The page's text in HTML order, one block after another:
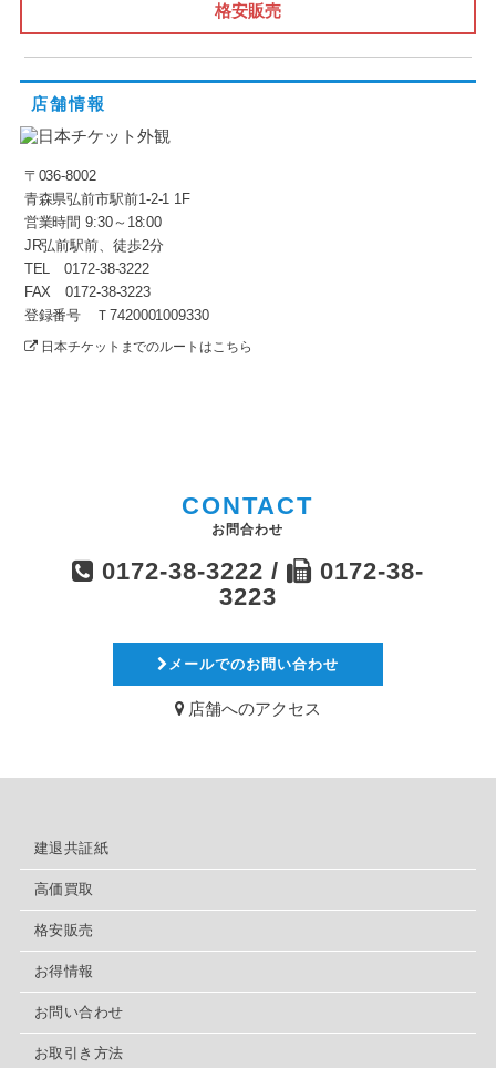
格安販売
店舗情報
〒036-8002
青森県弘前市駅前1-2-1 1F
営業時間 9:30～18:00
JR弘前駅前、徒歩2分
TEL 0172-38-3222
FAX 0172-38-3223
登録番号 Ｔ7420001009330
日本チケットまでのルートはこちら
CONTACT
お問合わせ
0172-38-3222 /
0172-38-
3223
メールでのお問い合わせ
店舗へのアクセス
建退共証紙
高価買取
格安販売
お得情報
お問い合わせ
お取引き方法